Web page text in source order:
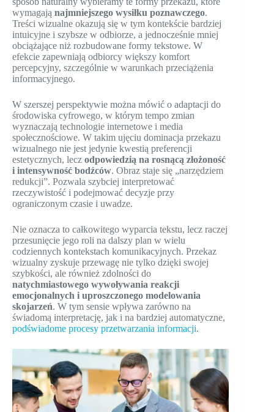
wymagają najmniejszego wysiłku poznawczego.
Treści wizualne okazują się w tym kontekście bardziej
intuicyjne i szybsze w odbiorze, a jednocześnie mniej
obciążające niż rozbudowane formy tekstowe. W
efekcie zapewniają odbiorcy większy komfort
percepcyjny, szczególnie w warunkach przeciążenia
informacyjnego.
W szerszej perspektywie można mówić o adaptacji do
środowiska cyfrowego, w którym tempo zmian
wyznaczają technologie internetowe i media
społecznościowe. W takim ujęciu dominacja przekazu
wizualnego nie jest jedynie kwestią preferencji
estetycznych, lecz odpowiedzią na rosnącą złożoność
i intensywność bodźców. Obraz staje się „narzędziem
redukcji”. Pozwala szybciej interpretować
rzeczywistość i podejmować decyzje przy
ograniczonym czasie i uwadze.
Nie oznacza to całkowitego wyparcia tekstu, lecz raczej
przesunięcie jego roli na dalszy plan w wielu
codziennych kontekstach komunikacyjnych. Przekaz
wizualny zyskuje przewagę nie tylko dzięki swojej
szybkości, ale również zdolności do
natychmiastowego wywoływania reakcji
emocjonalnych i uproszczonego modelowania
skojarzeń. W tym sensie wpływa zarówno na
świadomą interpretację, jak i na bardziej automatyczne,
podświadome procesy przetwarzania informacji.